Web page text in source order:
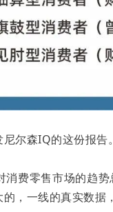
尔森IQ的这份报告。
费零售市场的趋
，一线的真实数据